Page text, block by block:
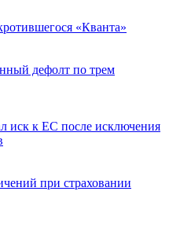
«Кванта»
дефолт по трем
иск к ЕС после исключения
при страховании